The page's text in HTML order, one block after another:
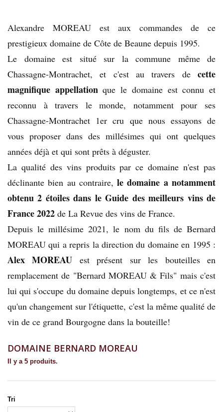
Alexandre MOREAU est aux commandes de ce
prestigieux domaine de Côte de Beaune depuis 1995.
Le domaine est situé sur la commune même de
Chassagne-Montrachet, et c'est au travers decette
magnifique appellation que le domaine est connu et
reconnu à travers le monde, notamment pour ses
Chassagne-Montrachet 1er cru que nous essayons de
vous proposer dans des millésimes qui ont quelques
années déjà et qui sont prêts à déguster.
La qualité des vins produits par ce domaine n'est pas
déclinante bien au contraire,le domaine a notamment
obtenu 2 étoiles dans le Guide des meilleurs vins de
France 2022 de La Revue des vins de France.
Depuis le millésime 2021, le nom du fils de Bernard
MOREAU qui a repris la direction du domaine en 1995 :
Alex MOREAU est présent sur les bouteilles en
remplacement de "Bernard MOREAU & Fils" mais c'est
lui qui s'occupe du domaine depuis longtemps, et ce n'est
qu'un changement sur l'étiquette, c'est la même qualité de
vin de ce grand Bourgogne dans la bouteille!
DOMAINE BERNARD MOREAU
Il y a 5 produits.
Tri